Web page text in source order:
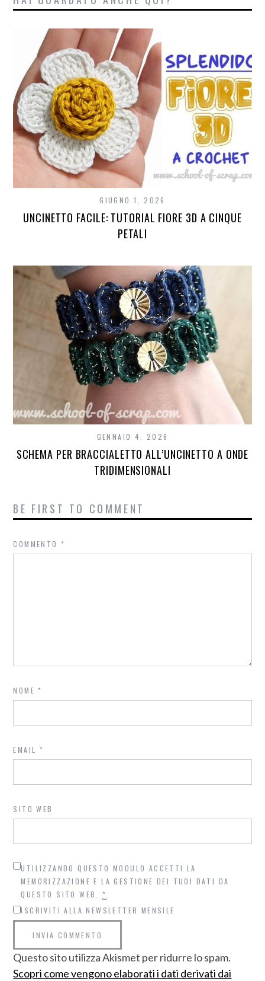
GIUGNO 1, 2026
UNCINETTO FACILE: TUTORIAL FIORE 3D A CINQUE
PETALI
GENNAIO 4, 2026
SCHEMA PER BRACCIALETTO ALL’UNCINETTO A ONDE
TRIDIMENSIONALI
BE FIRST TO COMMENT
COMMENTO*
NOME*
EMAIL *
SITO WEB
UTILIZZANDO QUESTO MODULO ACCETTI LA
MEMORIZZAZIONE E LA GESTIONE DEI TUOI DATI DA
QUESTO SITO WEB.*
ISCRIVITI ALLA NEWSLETTER MENSILE
Questo sito utilizza Akismet per ridurre lo spam.
Scopri come vengono elaborati i dati derivati dai